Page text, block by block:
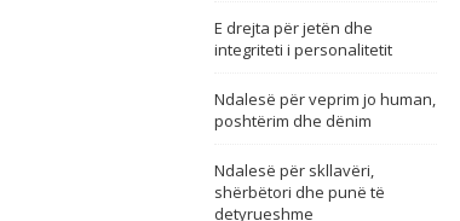
E drejta për jetën dhe
integriteti i personalitetit
Ndalesë për veprim jo human,
poshtërim dhe dënim
Ndalesë për skllavëri,
shërbëtori dhe punë të
detyrueshme